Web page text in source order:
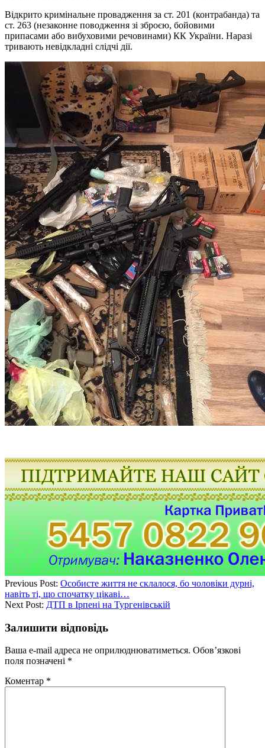
Відкрито кримінальне провадження за ст. 201 (контрабанда) та
ст. 263 (незаконне поводження зі зброєю, бойовими
припасами або вибуховими речовинами) КК України. Наразі
тривають невідкладні слідчі дії.
Previous Post: Особисте життя не склалося, бо чоловіки дурні,
навіть ті, що спочатку цікаві…
Next Post: ДТП в Ірпені на Тургенівській
Залишити відповідь
Ваша e-mail адреса не оприлюднюватиметься. Обов’язкові
поля позначені *
Коментар *